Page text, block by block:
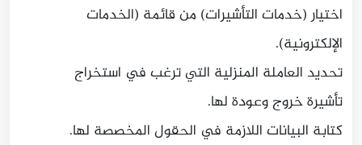
اختيار (خدمات التأشيرات) من قائمة (الخدمات
الإلكترونية).
تحديد العاملة المنزلية التي ترغب في استخراج
تأشيرة خروج وعودة لها.
كتابة البيانات اللازمة في الحقول المخصصة لها.